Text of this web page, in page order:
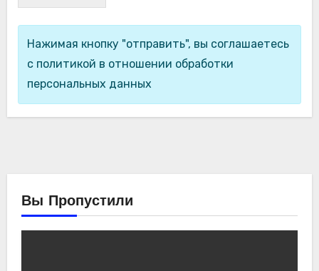
Нажимая кнопку "отправить", вы соглашаетесь
с политикой в отношении обработки
персональных данных
Вы Пропустили